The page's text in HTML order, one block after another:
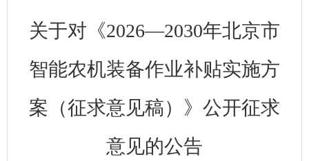
关于对《2026—2030年北京市
智能农机装备作业补贴实施方
案（征求意见稿）》公开征求
意见的公告